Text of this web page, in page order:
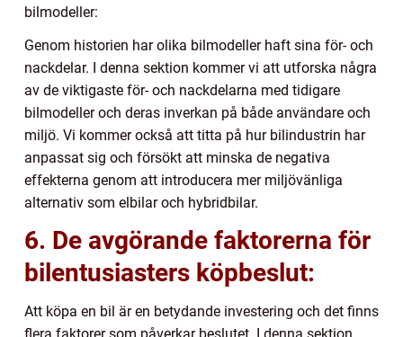
bilmodeller:
Genom historien har olika bilmodeller haft sina för- och
nackdelar. I denna sektion kommer vi att utforska några
av de viktigaste för- och nackdelarna med tidigare
bilmodeller och deras inverkan på både användare och
miljö. Vi kommer också att titta på hur bilindustrin har
anpassat sig och försökt att minska de negativa
effekterna genom att introducera mer miljövänliga
alternativ som elbilar och hybridbilar.
6. De avgörande faktorerna för
bilentusiasters köpbeslut:
Att köpa en bil är en betydande investering och det finns